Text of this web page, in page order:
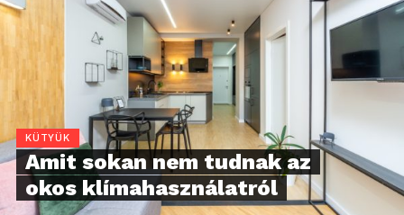
KÜTYÜK
Amit sokan nem tudnak az
okos klímahasználatról